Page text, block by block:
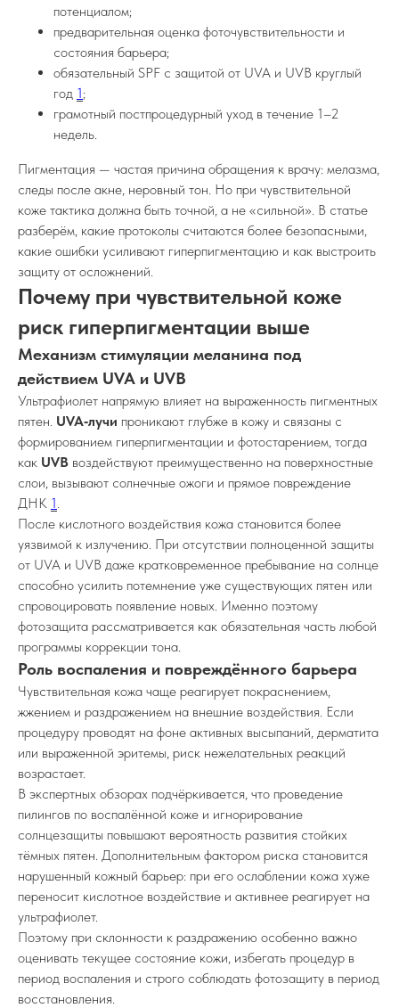
потенциалом;
предварительная оценка фоточувствительности и
состояния барьера;
обязательный SPF с защитой от UVA и UVB круглый
год 1;
грамотный постпроцедурный уход в течение 1–2
недель.
Пигментация — частая причина обращения к врачу: мелазма,
следы после акне, неровный тон. Но при чувствительной
коже тактика должна быть точной, а не «сильной». В статье
разберём, какие протоколы считаются более безопасными,
какие ошибки усиливают гиперпигментацию и как выстроить
защиту от осложнений.
Почему при чувствительной коже
риск гиперпигментации выше
Механизм стимуляции меланина под
действием UVA и UVB
Ультрафиолет напрямую влияет на выраженность пигментных
пятен. UVA‑лучи проникают глубже в кожу и связаны с
формированием гиперпигментации и фотостарением, тогда
как UVB воздействуют преимущественно на поверхностные
слои, вызывают солнечные ожоги и прямое повреждение
ДНК 1.
После кислотного воздействия кожа становится более
уязвимой к излучению. При отсутствии полноценной защиты
от UVA и UVB даже кратковременное пребывание на солнце
способно усилить потемнение уже существующих пятен или
спровоцировать появление новых. Именно поэтому
фотозащита рассматривается как обязательная часть любой
программы коррекции тона.
Роль воспаления и повреждённого барьера
Чувствительная кожа чаще реагирует покраснением,
жжением и раздражением на внешние воздействия. Если
процедуру проводят на фоне активных высыпаний, дерматита
или выраженной эритемы, риск нежелательных реакций
возрастает.
В экспертных обзорах подчёркивается, что проведение
пилингов по воспалённой коже и игнорирование
солнцезащиты повышают вероятность развития стойких
тёмных пятен. Дополнительным фактором риска становится
нарушенный кожный барьер: при его ослаблении кожа хуже
переносит кислотное воздействие и активнее реагирует на
ультрафиолет.
Поэтому при склонности к раздражению особенно важно
оценивать текущее состояние кожи, избегать процедур в
период воспаления и строго соблюдать фотозащиту в период
восстановления.